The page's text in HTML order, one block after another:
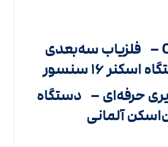
فلزیاب سه‌بعدی
اسکنر ۱۶ سنسور
حرفه‌ای – دستگاه
آلمانی